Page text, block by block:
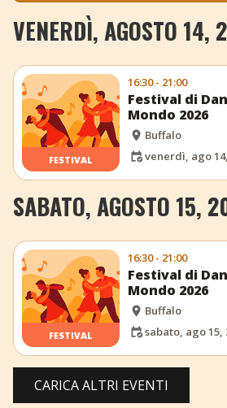
VENERDÌ, AGOSTO 14,
FESTIVAL
16:30 - 21:00
Festival di
Mondo 2026
Buffalo
venerdì, ago
SABATO, AGOSTO 15,
FESTIVAL
16:30 - 21:00
Festival di
Mondo 2026
Buffalo
sabato, ago 15,
CARICA ALTRI EVENTI